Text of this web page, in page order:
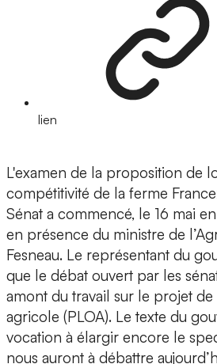
lien
L'examen de la proposition de
compétitivité de la ferme
Sénat a commencé, le 16 mai
en présence du ministre de
Fesneau. Le représentant du
que le débat ouvert par les
amont du travail sur le projet de
agricole (PLOA). Le texte du
vocation à élargir encore le
nous auront à débattre